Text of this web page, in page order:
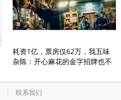
耗资1亿，票房仅62万，我五味
杂陈：开心麻花的金字招牌也不
联系我们